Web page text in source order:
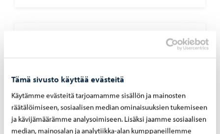
Tämä sivusto käyttää evästeitä
Käytämme evästeitä tarjoamamme sisällön ja mainosten
räätälöimiseen, sosiaalisen median ominaisuuksien tukemiseen
ja kävijämäärämme analysoimiseen. Lisäksi jaamme sosiaalisen
median, mainosalan ja analytiikka-alan kumppaneillemme
Hu­le­ve­si­mak­su­jen las­ku­tus alkaa syys­kuus­sa
2026